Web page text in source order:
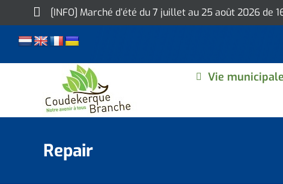
to
content
[INFO] Marché d’été du 7 juillet au 25 août 2026
Vie municipale
Repair